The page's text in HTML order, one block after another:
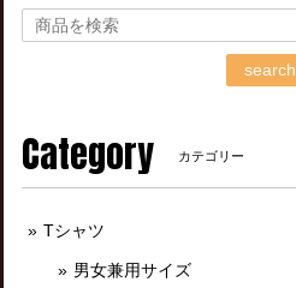
search
Category カテゴリー
Tシャツ
男女兼用サイズ